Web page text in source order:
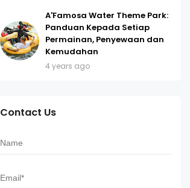
A'Famosa Water Theme Park:
Panduan Kepada Setiap
Permainan, Penyewaan dan
Kemudahan
4 years ago
Contact Us